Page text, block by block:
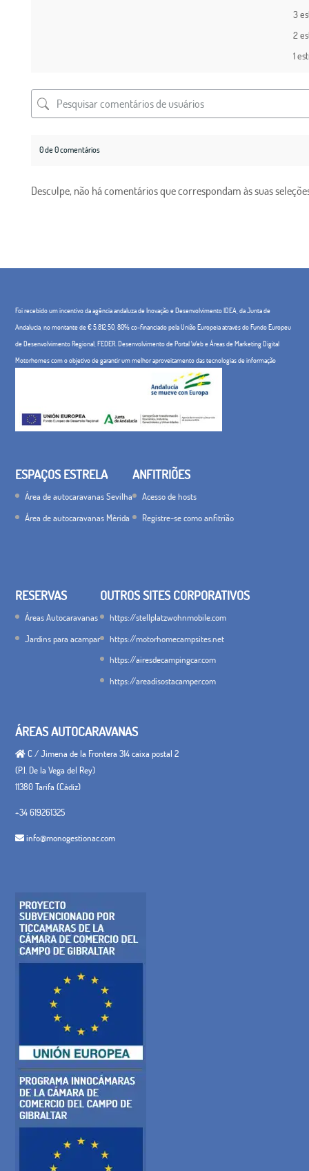
3
2
1
0 de 0 comentários
Desculpe, não há comentários que correspondam às suas
Foi recebido um incentivo da agência andaluza de Inovação e Desenvolvimento IDEA, da Junta de
Andalucía, no montante de € 5.812,50, 80% co-financiado pela União Europeia através do Fundo Europeu
de Desenvolvimento Regional, FEDER. Desenvolvimento de Portal Web e Áreas de Marketing Digital
Motorhomes com o objetivo de garantir um melhor aproveitamento das tecnologias de informação
ESPAÇOS ESTRELA
Área de autocaravanas Sevilha
Área de autocaravanas Mérida
ANFITRIÕES
Acesso de hosts
Registre-se como anfitrião
RESERVAS
Áreas Autocaravanas
Jardins para acampar
OUTROS SITES CORPORATIVOS
https://stellplatzwohnmobile.com
https://motorhomecampsites.net
https://airesdecampingcar.com
https://areadisostacamper.com
ÁREAS AUTOCARAVANAS
C / Jimena de la Frontera 314 caixa postal 2
(P.I. De la Vega del Rey)
11380 Tarifa (Cádiz)
+34 619261325
info@monogestionac.com